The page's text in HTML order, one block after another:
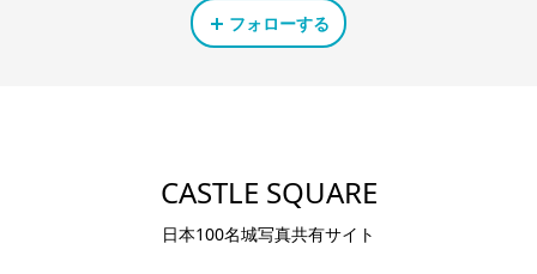
フォローする
CASTLE SQUARE
日本100名城写真共有サイト